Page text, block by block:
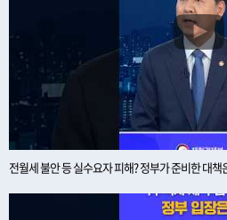
전월세 불안 등 실수요자 피해? 정부가 준비한 대책